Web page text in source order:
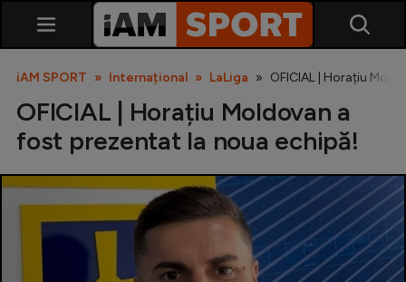
SuperLiga
iAM SPORT Internațional LaLiga OFICIAL | Horațiu
OFICIAL | Horațiu Moldovan a
fost prezentat la noua echipă!